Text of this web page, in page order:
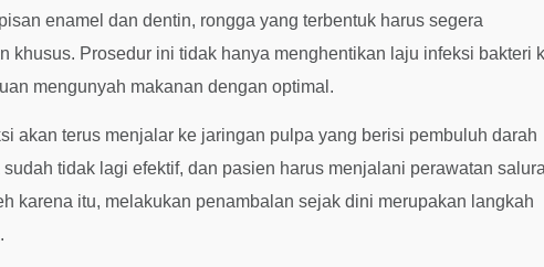
enamel dan dentin, rongga yang terbentuk harus segera
Prosedur ini tidak hanya menghentikan laju infeksi bakteri
mengunyah makanan dengan optimal.
akan terus menjalar ke jaringan pulpa yang berisi pembuluh darah
tidak lagi efektif, dan pasien harus menjalani perawatan
karena itu, melakukan penambalan sejak dini merupakan langkah